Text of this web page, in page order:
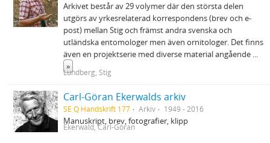
Arkivet består av 29 volymer där den största delen
utgörs av yrkesrelaterad korrespondens (brev och e-
post) mellan Stig och främst andra svenska och
utländska entomologer men även ornitologer. Det finns
även en projektserie med diverse material angående ...
»
Lundberg, Stig
Carl-Göran Ekerwalds arkiv
SE Q Handskrift 177 Arkiv 1949 - 2016
Manuskript, brev, fotografier, klipp
Ekerwald, Carl-Göran